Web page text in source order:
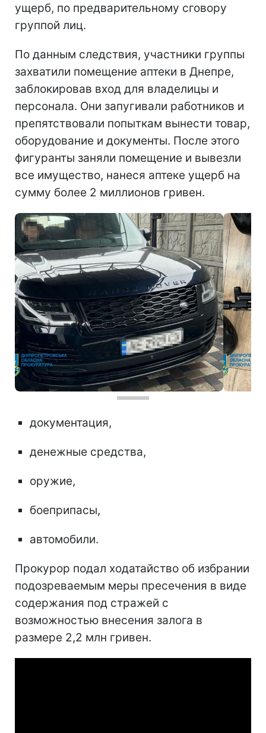
ущерб, по предварительному сговору
группой лиц.
По данным следствия, участники группы
захватили помещение аптеки в Днепре,
заблокировав вход для владелицы и
персонала. Они запугивали работников и
препятствовали попыткам вынести товар,
оборудование и документы. После этого
фигуранты заняли помещение и вывезли
все имущество, нанеся аптеке ущерб на
сумму более 2 миллионов гривен.
документация,
денежные средства,
оружие,
боеприпасы,
автомобили.
Прокурор подал ходатайство об избрании
подозреваемым меры пресечения в виде
содержания под стражей с
возможностью внесения залога в
размере 2,2 млн гривен.